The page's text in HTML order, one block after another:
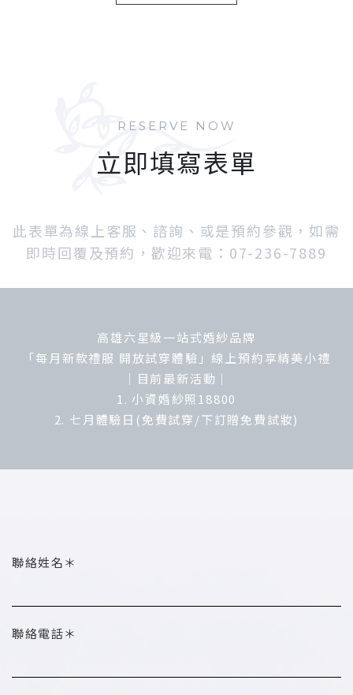
RESERVE NOW
立即填寫表單
此表單為線上客服、諮詢、或是預約參觀，如需
即時回覆及預約，歡迎來電：07-236-7889
高雄六星級一站式婚紗品牌
「每月新款禮服 開放試穿體驗」線上預約享精美小禮
｜目前最新活動｜
1. 小資婚紗照18800
2. 七月體驗日(免費試穿/下訂贈免費試妝)
聯絡姓名＊
聯絡電話＊